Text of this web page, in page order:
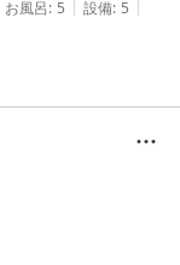
目指してまいりま
用くださいませ。
。
風呂: 5 | 設備: 5 |